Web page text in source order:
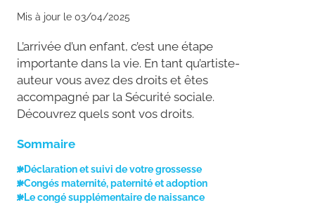
Mis à jour le 03/04/2025
L’arrivée d’un enfant, c’est une étape
importante dans la vie. En tant qu’artiste-
auteur vous avez des droits et êtes
accompagné par la Sécurité sociale.
Découvrez quels sont vos droits.
Sommaire
Déclaration et suivi de votre grossesse
Congés maternité, paternité et adoption
Le congé supplémentaire de naissance